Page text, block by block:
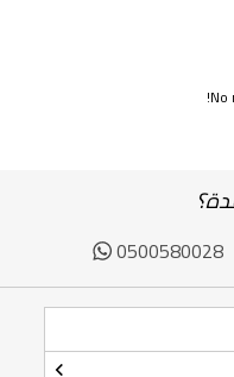
No
0500580028